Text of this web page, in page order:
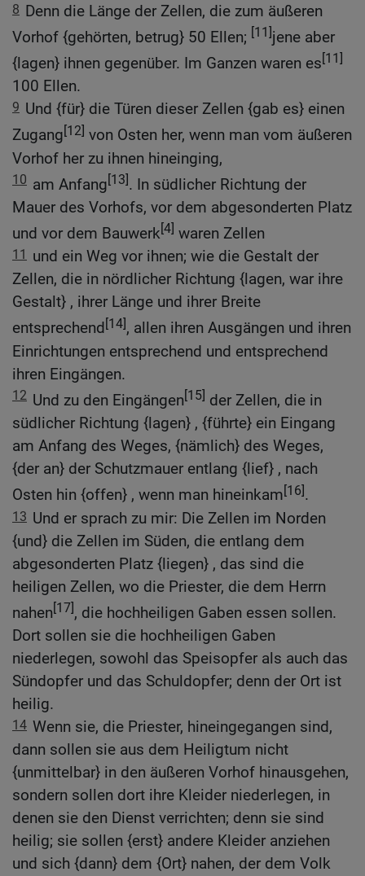
8 Denn die Länge der Zellen, die zum äußeren
Vorhof {gehörten, betrug} 50 Ellen; [11]jene aber
{lagen} ihnen gegenüber. Im Ganzen waren es[11]
100 Ellen.
9 Und {für} die Türen dieser Zellen {gab es} einen
Zugang[12] von Osten her, wenn man vom äußeren
Vorhof her zu ihnen hineinging,
10 am Anfang[13]. In südlicher Richtung der
Mauer des Vorhofs, vor dem abgesonderten Platz
und vor dem Bauwerk[4] waren Zellen
11
und ein Weg vor ihnen; wie die Gestalt der
Zellen, die in nördlicher Richtung {lagen, war ihre
Gestalt} , ihrer Länge und ihrer Breite
entsprechend[14], allen ihren Ausgängen und ihren
Einrichtungen entsprechend und entsprechend
ihren Eingängen.
12 Und zu den Eingängen[15] der Zellen, die in
südlicher Richtung {lagen} , {führte} ein Eingang
am Anfang des Weges, {nämlich} des Weges,
{der an} der Schutzmauer entlang {lief} , nach
Osten hin {offen} , wenn man hineinkam[16].
13 Und er sprach zu mir: Die Zellen im Norden
{und} die Zellen im Süden, die entlang dem
abgesonderten Platz {liegen} , das sind die
heiligen Zellen, wo die Priester, die dem Herrn
nahen[17], die hochheiligen Gaben essen sollen.
Dort sollen sie die hochheiligen Gaben
niederlegen, sowohl das Speisopfer als auch das
Sündopfer und das Schuldopfer; denn der Ort ist
heilig.
14 Wenn sie, die Priester, hineingegangen sind,
dann sollen sie aus dem Heiligtum nicht
{unmittelbar} in den äußeren Vorhof hinausgehen,
sondern sollen dort ihre Kleider niederlegen, in
denen sie den Dienst verrichten; denn sie sind
heilig; sie sollen {erst} andere Kleider anziehen
und sich {dann} dem {Ort} nahen, der dem Volk